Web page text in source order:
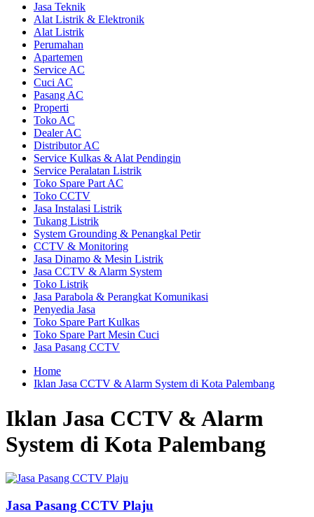
Jasa Teknik
Alat Listrik & Elektronik
Alat Listrik
Perumahan
Apartemen
Service AC
Cuci AC
Pasang AC
Properti
Toko AC
Dealer AC
Distributor AC
Service Kulkas & Alat Pendingin
Service Peralatan Listrik
Toko Spare Part AC
Toko CCTV
Jasa Instalasi Listrik
Tukang Listrik
System Grounding & Penangkal Petir
CCTV & Monitoring
Jasa Dinamo & Mesin Listrik
Jasa CCTV & Alarm System
Toko Listrik
Jasa Parabola & Perangkat Komunikasi
Penyedia Jasa
Toko Spare Part Kulkas
Toko Spare Part Mesin Cuci
Jasa Pasang CCTV
Home
Iklan Jasa CCTV & Alarm System di Kota Palembang
Iklan Jasa CCTV & Alarm
System di Kota Palembang
Jasa Pasang CCTV Plaju